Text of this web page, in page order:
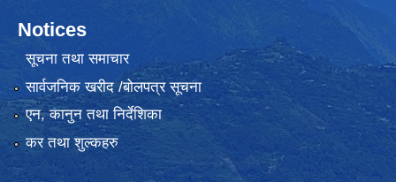
Notices
सूचना तथा समाचार
सार्वजनिक खरीद /बोलपत्र सूचना
एन, कानुन तथा निर्देशिका
कर तथा शुल्कहरु